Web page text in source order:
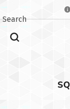
Search